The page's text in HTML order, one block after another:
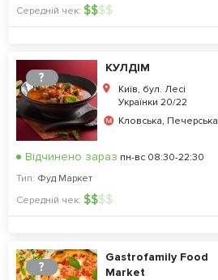
Середній чек: $$$$
?
КУЛДІМ
Київ, бул. Лесі
Українки 20/22
Кловська, Печерська
Відчинено зараз пн-вс 08:30-22:30
Тип: Фуд Маркет
Середній чек: $$$$
?
Gastrofamily Food
Market